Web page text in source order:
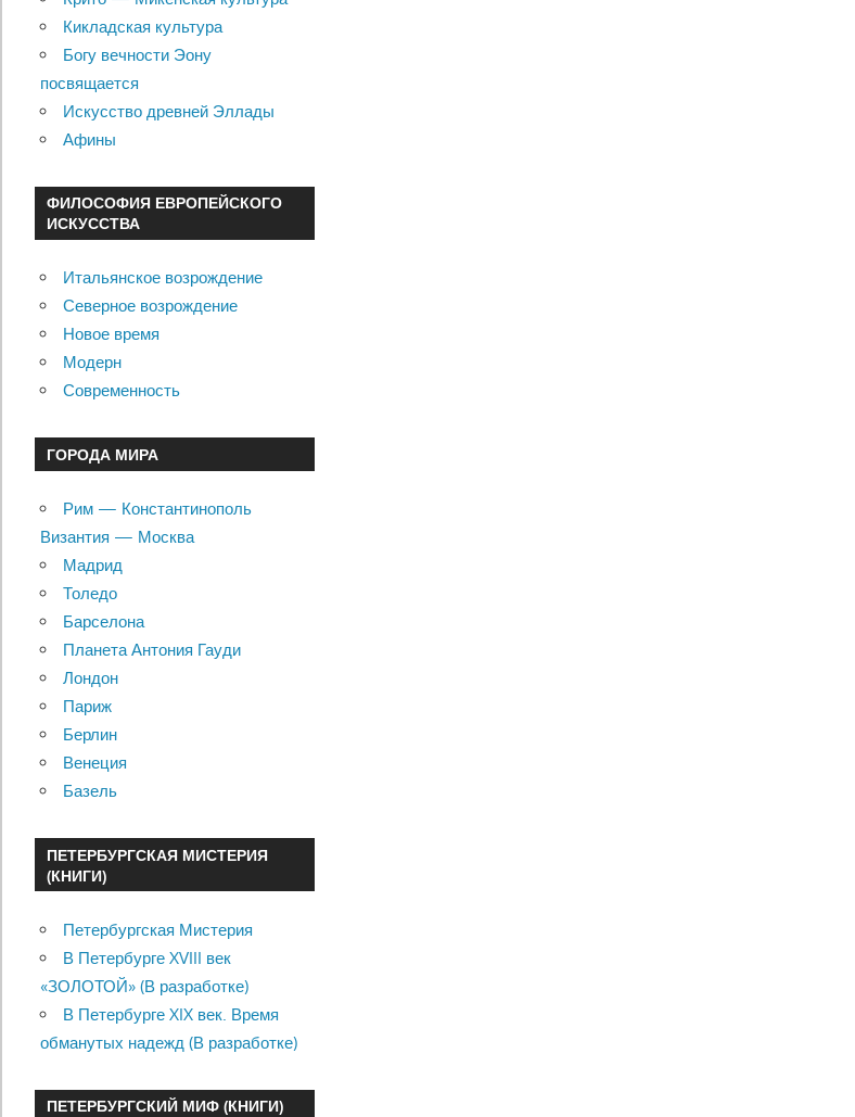
Кикладская культура
Богу вечности Эону
посвящается
Искусство древней Эллады
Афины
ФИЛОСОФИЯ ЕВРОПЕЙСКОГО
ИСКУССТВА
Итальянское возрождение
Северное возрождение
Новое время
Модерн
Современность
ГОРОДА МИРА
Рим — Константинополь
Византия — Москва
Мадрид
Толедо
Барселона
Планета Антония Гауди
Лондон
Париж
Берлин
Венеция
Базель
ПЕТЕРБУРГСКАЯ МИСТЕРИЯ
(КНИГИ)
Петербургская Мистерия
В Петербурге XVIII век
«ЗОЛОТОЙ» (В разработке)
В Петербурге XIX век. Время
обманутых надежд (В разработке)
ПЕТЕРБУРГСКИЙ МИФ (КНИГИ)